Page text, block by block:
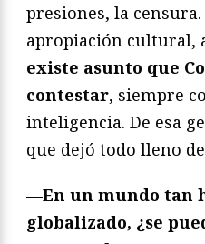
presiones, la
apropiación cultural,
existe asunto que
contestar, siempre
inteligencia. De esa
que dejó todo lleno
—En un mundo tan
globalizado, ¿se